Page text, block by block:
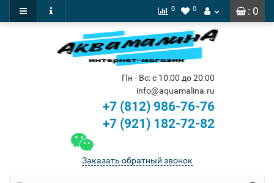
: 0
0 0
Пн - Вс: с 10:00 до 20:00
info@aquamalina.ru
+7 (812) 986-76-76
+7 (921) 182-72-82
Заказать обратный звонок